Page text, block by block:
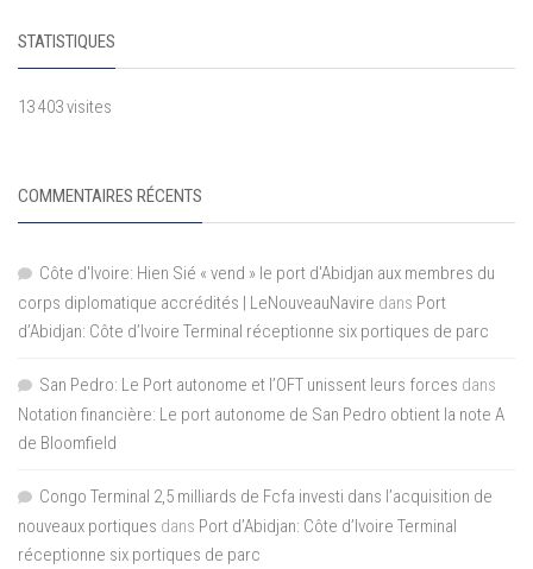
STATISTIQUES
13 403 visites
COMMENTAIRES RÉCENTS
Côte d'Ivoire: Hien Sié « vend » le port d'Abidjan aux membres du
corps diplomatique accrédités | LeNouveauNavire dans Port
d’Abidjan: Côte d’Ivoire Terminal réceptionne six portiques de parc
San Pedro: Le Port autonome et l’OFT unissent leurs forces dans
Notation financière: Le port autonome de San Pedro obtient la note A
de Bloomfield
Congo Terminal 2,5 milliards de Fcfa investi dans l’acquisition de
nouveaux portiques dans Port d’Abidjan: Côte d’Ivoire Terminal
réceptionne six portiques de parc